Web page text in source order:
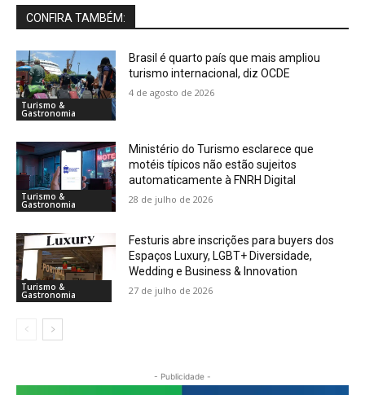
CONFIRA TAMBÉM:
Turismo &
Gastronomia
Brasil é quarto país que mais ampliou
turismo internacional, diz OCDE
4 de agosto de 2026
Turismo &
Gastronomia
Ministério do Turismo esclarece que
motéis típicos não estão sujeitos
automaticamente à FNRH Digital
28 de julho de 2026
Turismo &
Gastronomia
Festuris abre inscrições para buyers dos
Espaços Luxury, LGBT+ Diversidade,
Wedding e Business & Innovation
27 de julho de 2026
- Publicidade -